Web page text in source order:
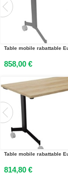
858,00 €
814,80 €